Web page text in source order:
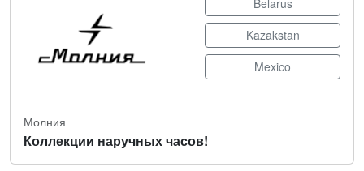
Kazakstan
Mexico
Молния
Коллекции наручных часов!